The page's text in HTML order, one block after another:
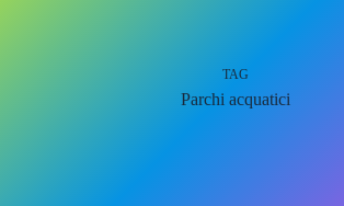
TAG
Parchi acquatici